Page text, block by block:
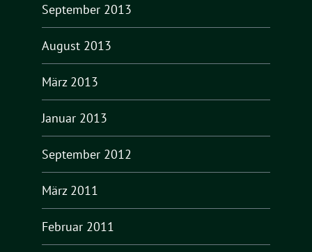
September 2013
August 2013
März 2013
Januar 2013
September 2012
März 2011
Februar 2011